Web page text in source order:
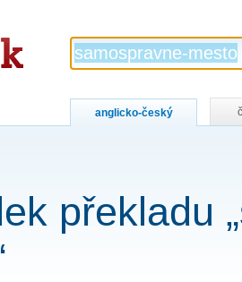
anglicko-český
překladu